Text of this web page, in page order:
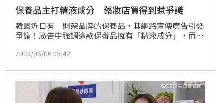
保養品主打精液成分 藥妝店買得到惹爭議
韓國近日有一開架品牌的保養品，其網路宣傳廣告引發
爭議！廣告中強調這款保養品擁有「精液成分」，而且
此，廣告內容也踩到性暗示紅線，引發網友熱議、甚至
2025/03/06 05:42